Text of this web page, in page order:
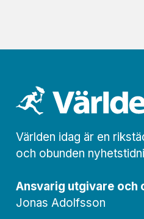
Världen idag är en
och obunden
Ansvarig utgivare
Jonas Adolfsson